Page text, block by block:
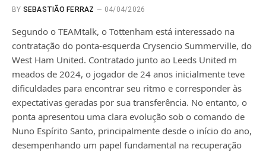
BY SEBASTIÃO FERRAZ 04/04/2026
Segundo o TEAMtalk, o Tottenham está interessado na
contratação do ponta-esquerda Crysencio Summerville, do
West Ham United. Contratado junto ao Leeds United m
meados de 2024, o jogador de 24 anos inicialmente teve
dificuldades para encontrar seu ritmo e corresponder às
expectativas geradas por sua transferência. No entanto, o
ponta apresentou uma clara evolução sob o comando de
Nuno Espírito Santo, principalmente desde o início do ano,
desempenhando um papel fundamental na recuperação